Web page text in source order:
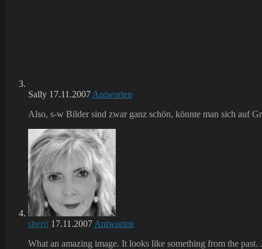
Sally 17.11.2007 Antworten
Also, s-w Bilder sind zwar ganz schön, könnte man sich auf
sherri 17.11.2007 Antworten
What an amazing image. It looks like something from the past.